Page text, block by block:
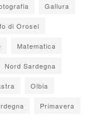
Gallura
di Orosei
Matematica
Nord Sardegna
Olbia
Primavera